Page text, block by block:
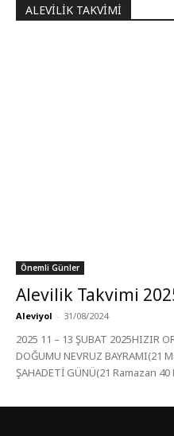
ALEVILIK TAKVIMI
Önemli Günler
Alevilik Takvimi
Aleviyol - 31/08/2024
2025 11 – 13 ŞUBAT 2025HIZIR
DOĞUMU NEVRUZ BAYRAMI(21
ŞAHADETİ GÜNÜ(21 Ramazan 40